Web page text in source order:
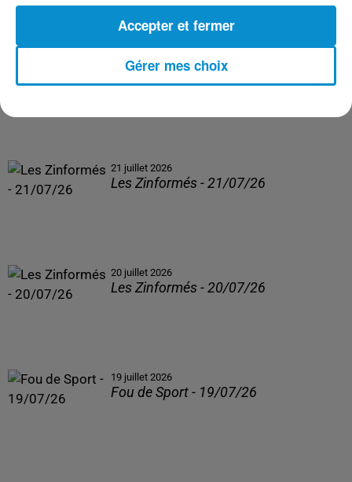
22 juillet 2026
21 juillet 2026
Les Zinformés - 21/07/26
20 juillet 2026
Les Zinformés - 20/07/26
19 juillet 2026
Fou de Sport - 19/07/26
Gérer mes choix
Accepter et fermer